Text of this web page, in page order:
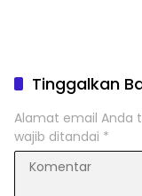
Tinggalkan
Alamat email Anda
wajib ditandai *